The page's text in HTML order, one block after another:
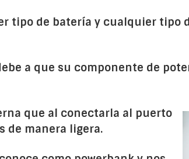
tipo de batería y cualquier tipo
a que su componente de
que al conectarla al puerto
de manera ligera.